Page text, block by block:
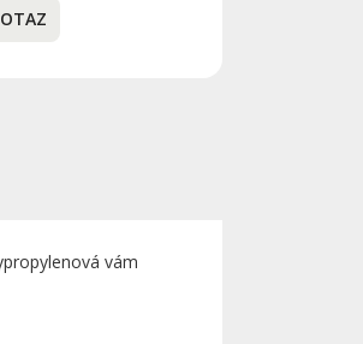
vám